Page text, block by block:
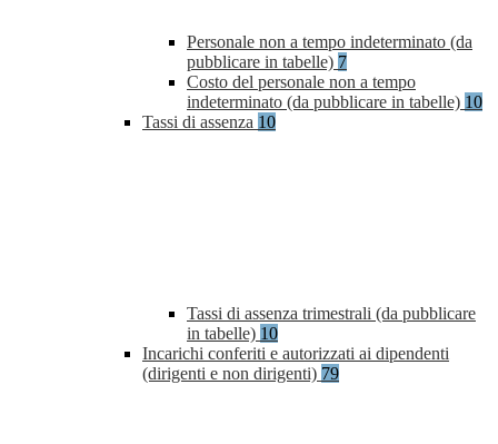
Personale non a tempo indeterminato (da
pubblicare in tabelle) 7
Costo del personale non a tempo
indeterminato (da pubblicare in tabelle) 10
Tassi di assenza 10
Tassi di assenza trimestrali (da pubblicare
in tabelle) 10
Incarichi conferiti e autorizzati ai dipendenti
(dirigenti e non dirigenti) 79